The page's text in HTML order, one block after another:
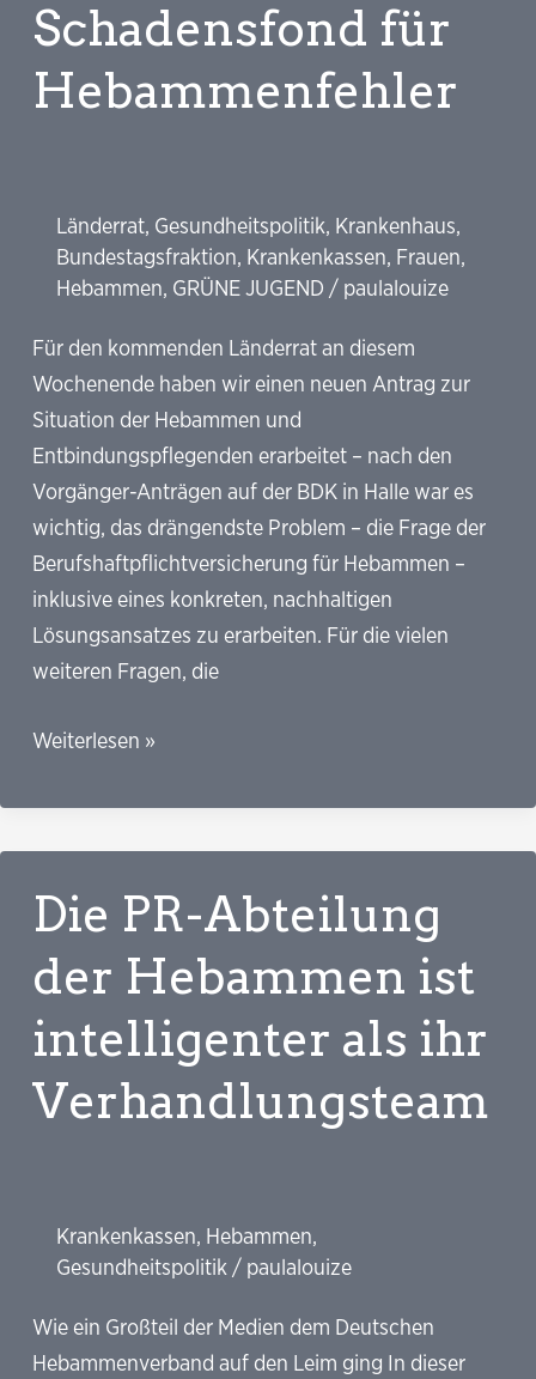
Schadensfond für
Hebammenfehler
Länderrat, Gesundheitspolitik, Krankenhaus,
Bundestagsfraktion, Krankenkassen, Frauen,
Hebammen, GRÜNE JUGEND / paulalouize
Für den kommenden Länderrat an diesem
Wochenende haben wir einen neuen Antrag zur
Situation der Hebammen und
Entbindungspflegenden erarbeitet – nach den
Vorgänger-Anträgen auf der BDK in Halle war es
wichtig, das drängendste Problem – die Frage der
Berufshaftpflichtversicherung für Hebammen –
inklusive eines konkreten, nachhaltigen
Lösungsansatzes zu erarbeiten. Für die vielen
weiteren Fragen, die
Sechs
gegen
einen
für
Hebammenfehler
Weiterlesen »
Die PR-Abteilung
der Hebammen ist
intelligenter als ihr
Verhandlungsteam
Krankenkassen, Hebammen,
Gesundheitspolitik/ paulalouize
Wie ein Großteil der Medien dem Deutschen
Hebammenverband auf den Leim ging In dieser